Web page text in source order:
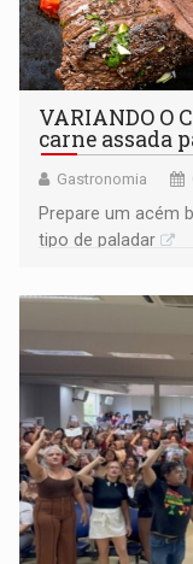
VARIANDO O
carne assada
Gastronomia
Prepare um acém
tipo de paladar